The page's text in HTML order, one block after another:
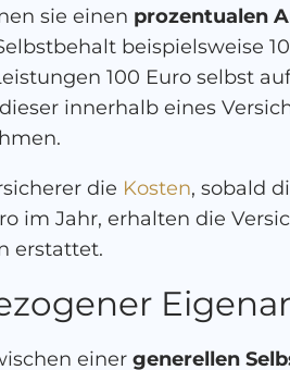
sie einen prozentualen
beispielsweise
100 Euro selbst
innerhalb eines
die Kosten, sobald
im Jahr, erhalten die
erstattet.
einer generellen